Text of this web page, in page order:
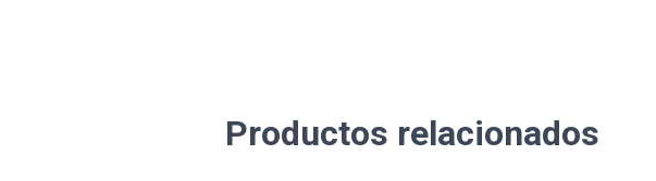
Productos relacionados